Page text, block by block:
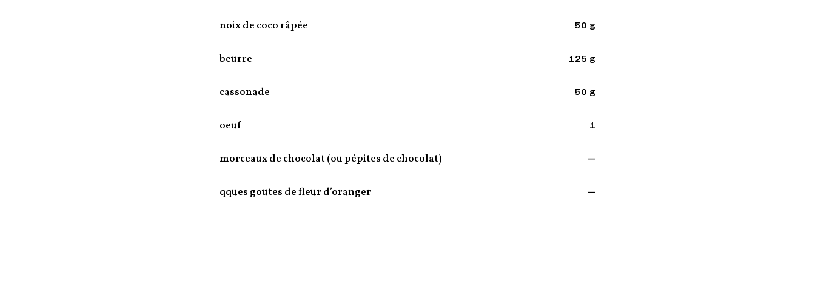
noix de coco râpée 50 g
beurre 125 g
cassonade 50 g
oeuf 1
morceaux de chocolat (ou pépites de chocolat) —
qques goutes de fleur d’oranger —